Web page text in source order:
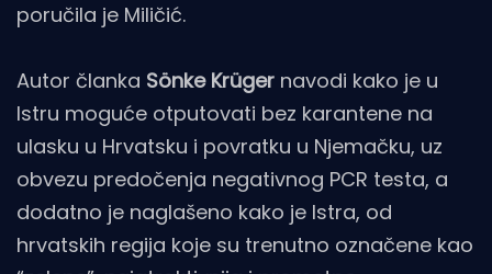
poručila je Miličić.
Autor članka Sönke Krüger navodi kako je u
Istru moguće otputovati bez karantene na
ulasku u Hrvatsku i povratku u Njemačku, uz
obvezu predočenja negativnog PCR testa, a
dodatno je naglašeno kako je Istra, od
hrvatskih regija koje su trenutno označene kao